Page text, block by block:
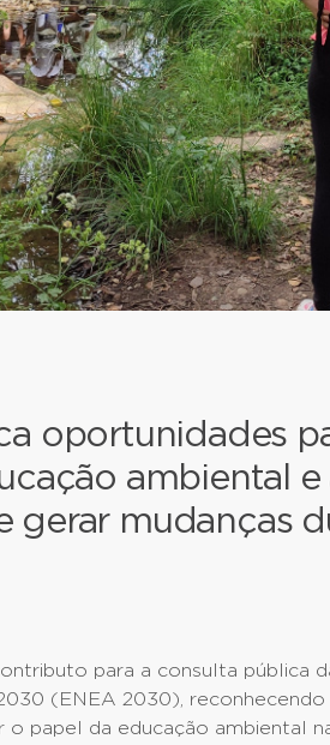
oportunidades
ambiental e
gerar mudanças
para a consulta pública
(ENEA 2030),
o papel da educação ambiental